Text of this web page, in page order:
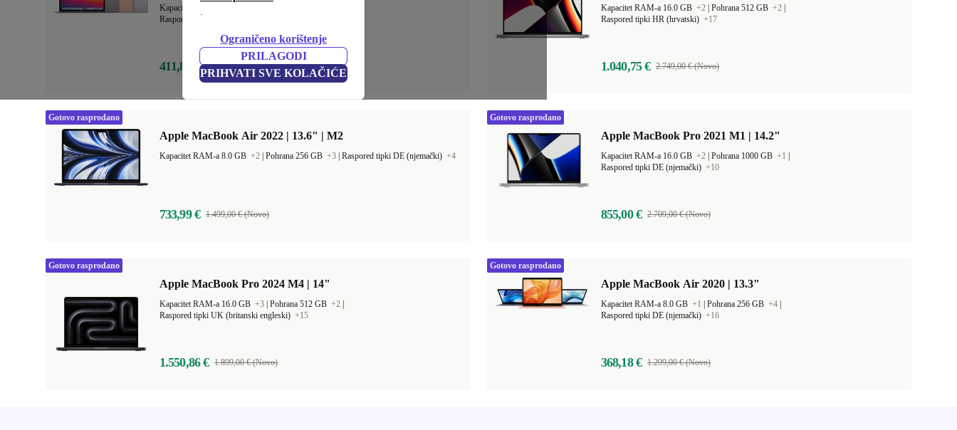
.
Ograničeno korištenje
PRILAGODI
PRIHVATI SVE KOLAČIĆE
Kapacitet RAM-a 8.0 GB
Raspored tipki US (američki engleski)
411,80 € 1.129,00 € (Novo)
Kapacitet RAM-a 16.0 GB +2 Pohrana 512 GB +2
Raspored tipki HR (hrvatski) +17
1.040,75 € 2.749,00 € (Novo)
Apple MacBook Air 2022 | 13.6" | M2
Kapacitet RAM-a 8.0 GB +2 Pohrana 256 GB +3 Raspored tipki DE (njemački) +4
733,99 € 1.499,00 € (Novo)
Gotovo rasprodano
Apple MacBook Pro 2021 M1 | 14.2"
Kapacitet RAM-a 16.0 GB +2 Pohrana 1000 GB +1
Raspored tipki DE (njemački) +10
855,00 € 2.709,00 € (Novo)
Gotovo rasprodano
Apple MacBook Pro 2024 M4 | 14"
Kapacitet RAM-a 16.0 GB +3 Pohrana 512 GB +2
Raspored tipki UK (britanski engleski) +15
1.550,86 € 1.899,00 € (Novo)
Gotovo rasprodano
Apple MacBook Air 2020 | 13.3"
Kapacitet RAM-a 8.0 GB +1 Pohrana 256 GB +4
Raspored tipki DE (njemački) +16
368,18 € 1.299,00 € (Novo)
Gotovo rasprodano